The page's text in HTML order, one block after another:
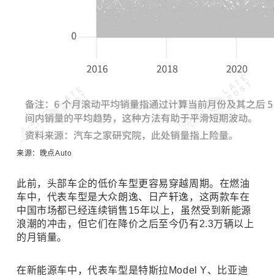
来源：晚点Auto
此前，头部车企的低价车型更容易穿越周期。在燃油
车中，代表车型是大众朗逸、日产轩逸，这两款车在
中国市场都已经连续销售15年以上，虽然受到新能源
浪潮的冲击，但它们在降价之后至今仍有2.3万辆以上
的月销量。
在新能源车中，代表车型是特斯拉Model Y、比亚迪